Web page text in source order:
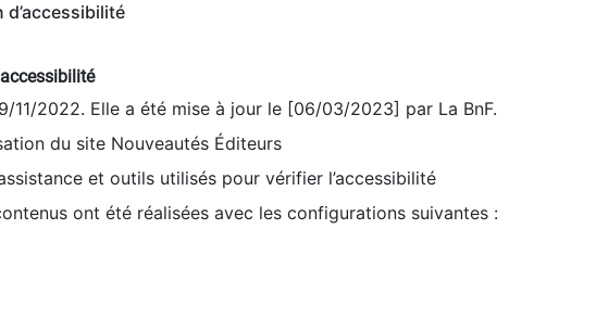
d’accessibilité
11/2022. Elle a été mise à jour le [06/03/2023] par La BnF.
du site Nouveautés Éditeurs
et outils utilisés pour vérifier l’accessibilité
ont été réalisées avec les configurations suivantes :